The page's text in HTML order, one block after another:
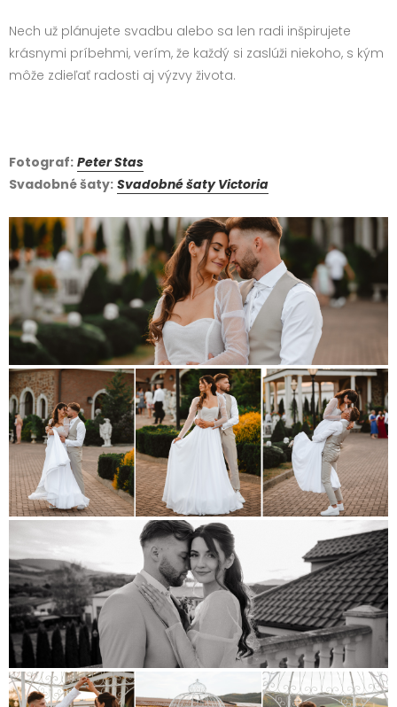
Nech už plánujete svadbu alebo sa len radi inšpirujete
krásnymi príbehmi, verím, že každý si zaslúži niekoho, s kým
môže zdieľať radosti aj výzvy života.
Fotograf: Peter Stas
Svadobné šaty: Svadobné šaty Victoria